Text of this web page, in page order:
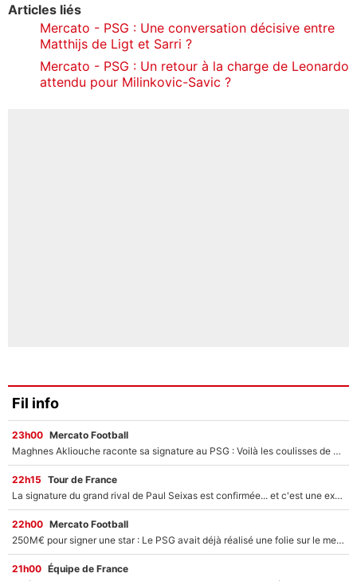
Articles liés
Mercato - PSG : Une conversation décisive entre
Matthijs de Ligt et Sarri ?
Mercato - PSG : Un retour à la charge de Leonardo
attendu pour Milinkovic-Savic ?
Fil info
23h00 Mercato Football
Maghnes Akliouche raconte sa signature au PSG : Voilà les coulisses de son transfert de rêve à 50M€
22h15 Tour de France
La signature du grand rival de Paul Seixas est confirmée... et c'est une excellente nouvelle pour l'équipe Decathlon-CMA CGM !
22h00 Mercato Football
250M€ pour signer une star : Le PSG avait déjà réalisé une folie sur le mercato bien avant Neymar !
21h00 Équipe de France